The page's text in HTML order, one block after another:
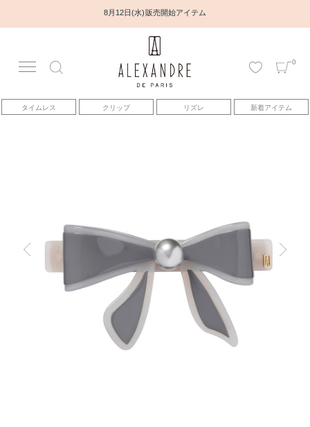
8月12日(水) 販売開始アイテム
0
タイムレス クリップ リズレ 新着アイテム
アカウント
アイテム
トピックス
ヘアアレンジ動画